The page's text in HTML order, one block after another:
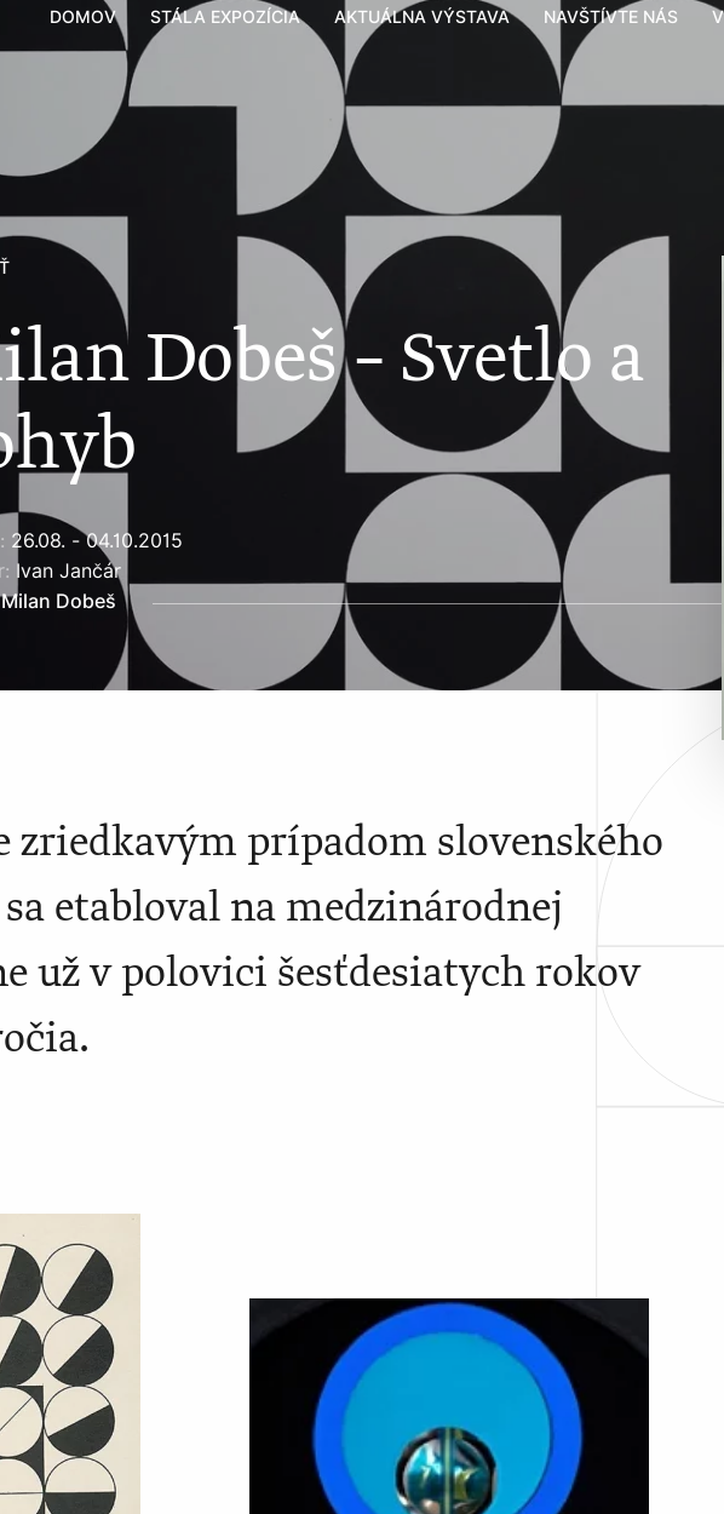
DOMOV STÁLA EXPOZÍCIA AKTUÁLNA VÝSTAVA NAVŠTÍVTE NÁS
Dobeš – Svetlo a
26.08. - 04.10.2015
Ivan Jančár
Milan Dobeš
zriedkavým prípadom slovenského
etabloval na medzinárodnej
už v polovici šesťdesiatych rokov